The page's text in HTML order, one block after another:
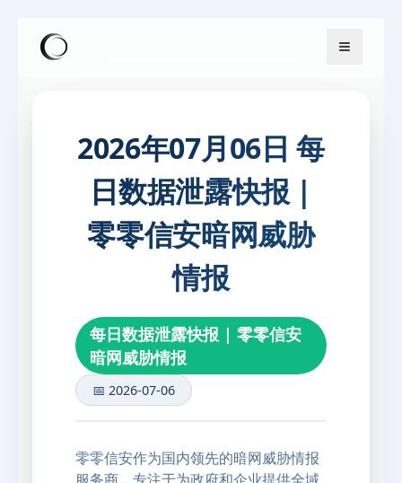
2026年07月06日 每
日数据泄露快报 |
零零信安暗网威胁
情报
每日数据泄露快报 | 零零信安
暗网威胁情报
📅 2026-07-06
零零信安作为国内领先的暗网威胁情报